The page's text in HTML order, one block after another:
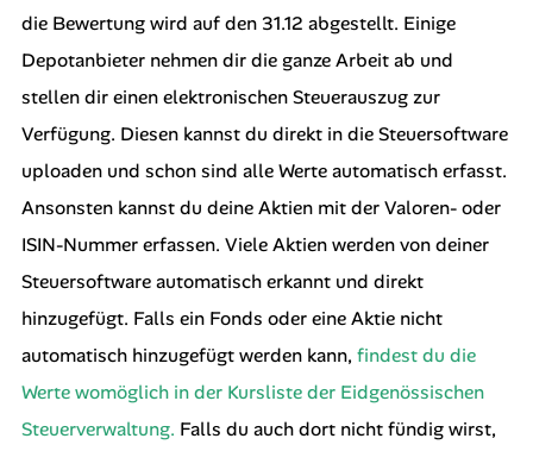
die Bewertung wird auf den 31.12 abgestellt. Einige
Depotanbieter nehmen dir die ganze Arbeit ab und
stellen dir einen elektronischen Steuerauszug zur
Verfügung. Diesen kannst du direkt in die Steuersoftware
uploaden und schon sind alle Werte automatisch erfasst.
Ansonsten kannst du deine Aktien mit der Valoren- oder
ISIN-Nummer erfassen. Viele Aktien werden von deiner
Steuersoftware automatisch erkannt und direkt
hinzugefügt. Falls ein Fonds oder eine Aktie nicht
automatisch hinzugefügt werden kann, findest du die
Werte womöglich in der Kursliste der Eidgenössischen
Steuerverwaltung. Falls du auch dort nicht fündig wirst,